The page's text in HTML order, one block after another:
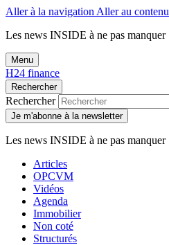
Aller à la navigation Aller au contenu
Les news INSIDE à ne pas manquer
Menu
H24 finance
Rechercher
Rechercher
Je m'abonne à la newsletter
Les news INSIDE à ne pas manquer
Articles
OPCVM
Vidéos
Agenda
Immobilier
Non coté
Structurés